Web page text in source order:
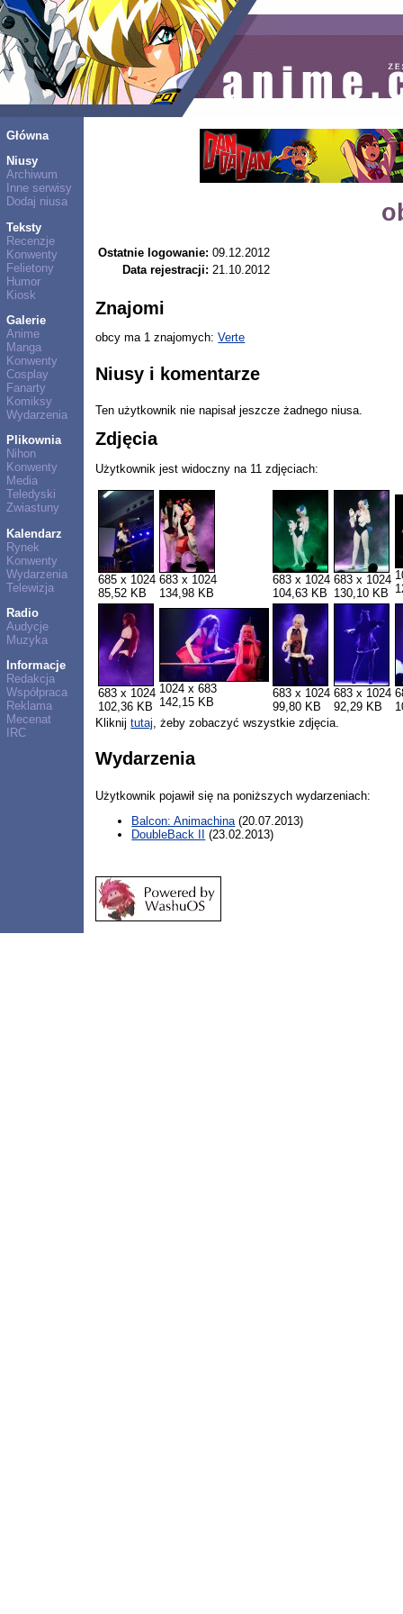
Główna
Niusy
Archiwum
Inne serwisy
Dodaj niusa
Teksty
Recenzje
Konwenty
Felietony
Humor
Kiosk
Galerie
Anime
Manga
Konwenty
Cosplay
Fanarty
Komiksy
Wydarzenia
Plikownia
Nihon
Konwenty
Media
Teledyski
Zwiastuny
Kalendarz
Rynek
Konwenty
Wydarzenia
Telewizja
Radio
Audycje
Muzyka
Informacje
Redakcja
Współpraca
Reklama
Mecenat
IRC
Ostatnie logowanie: 09.12.2012
Data rejestracji: 21.10.2012
Znajomi
obcy ma 1 znajomych:Verte
Niusy i komentarze
Ten użytkownik nie napisał jeszcze żadnego niusa.
Zdjęcia
Użytkownik jest widoczny na 11 zdjęciach:
685 x 1024
85,52 KB
683 x 1024
134,98 KB
683 x 1024
104,63 KB
683 x 1024
130,10 KB
683 x 1024
102,36 KB
1024 x 683
142,15 KB
683 x 1024
99,80 KB
683 x 1024
92,29 KB
Kliknijtutaj, żeby zobaczyć wszystkie zdjęcia.
Wydarzenia
Użytkownik pojawił się na poniższych wydarzeniach:
Balcon: Animachina(20.07.2013)
DoubleBack II
(23.02.2013)